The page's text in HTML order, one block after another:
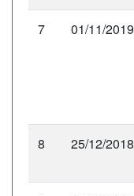
7 01/11/2019
8 25/12/2018